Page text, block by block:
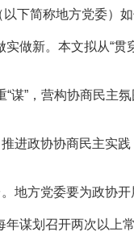
下简称地方党委）
做新。本文拟从“
谋”，营构协商民主氛
进政协协商民主实
地方党委要为政协
年谋划召开两次以上